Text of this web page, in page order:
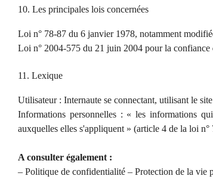
10. Les principales lois concernées
Loi n° 78-87 du 6 janvier 1978, notamment
Loi n° 2004-575 du 21 juin 2004 pour la confiance
11. Lexique
Utilisateur : Internaute se connectant, utilisant le
Informations personnelles : « les informations
auxquelles elles s'appliquent » (article 4 de la loi
A consulter également :
– Politique de confidentialité – Protection de la vie